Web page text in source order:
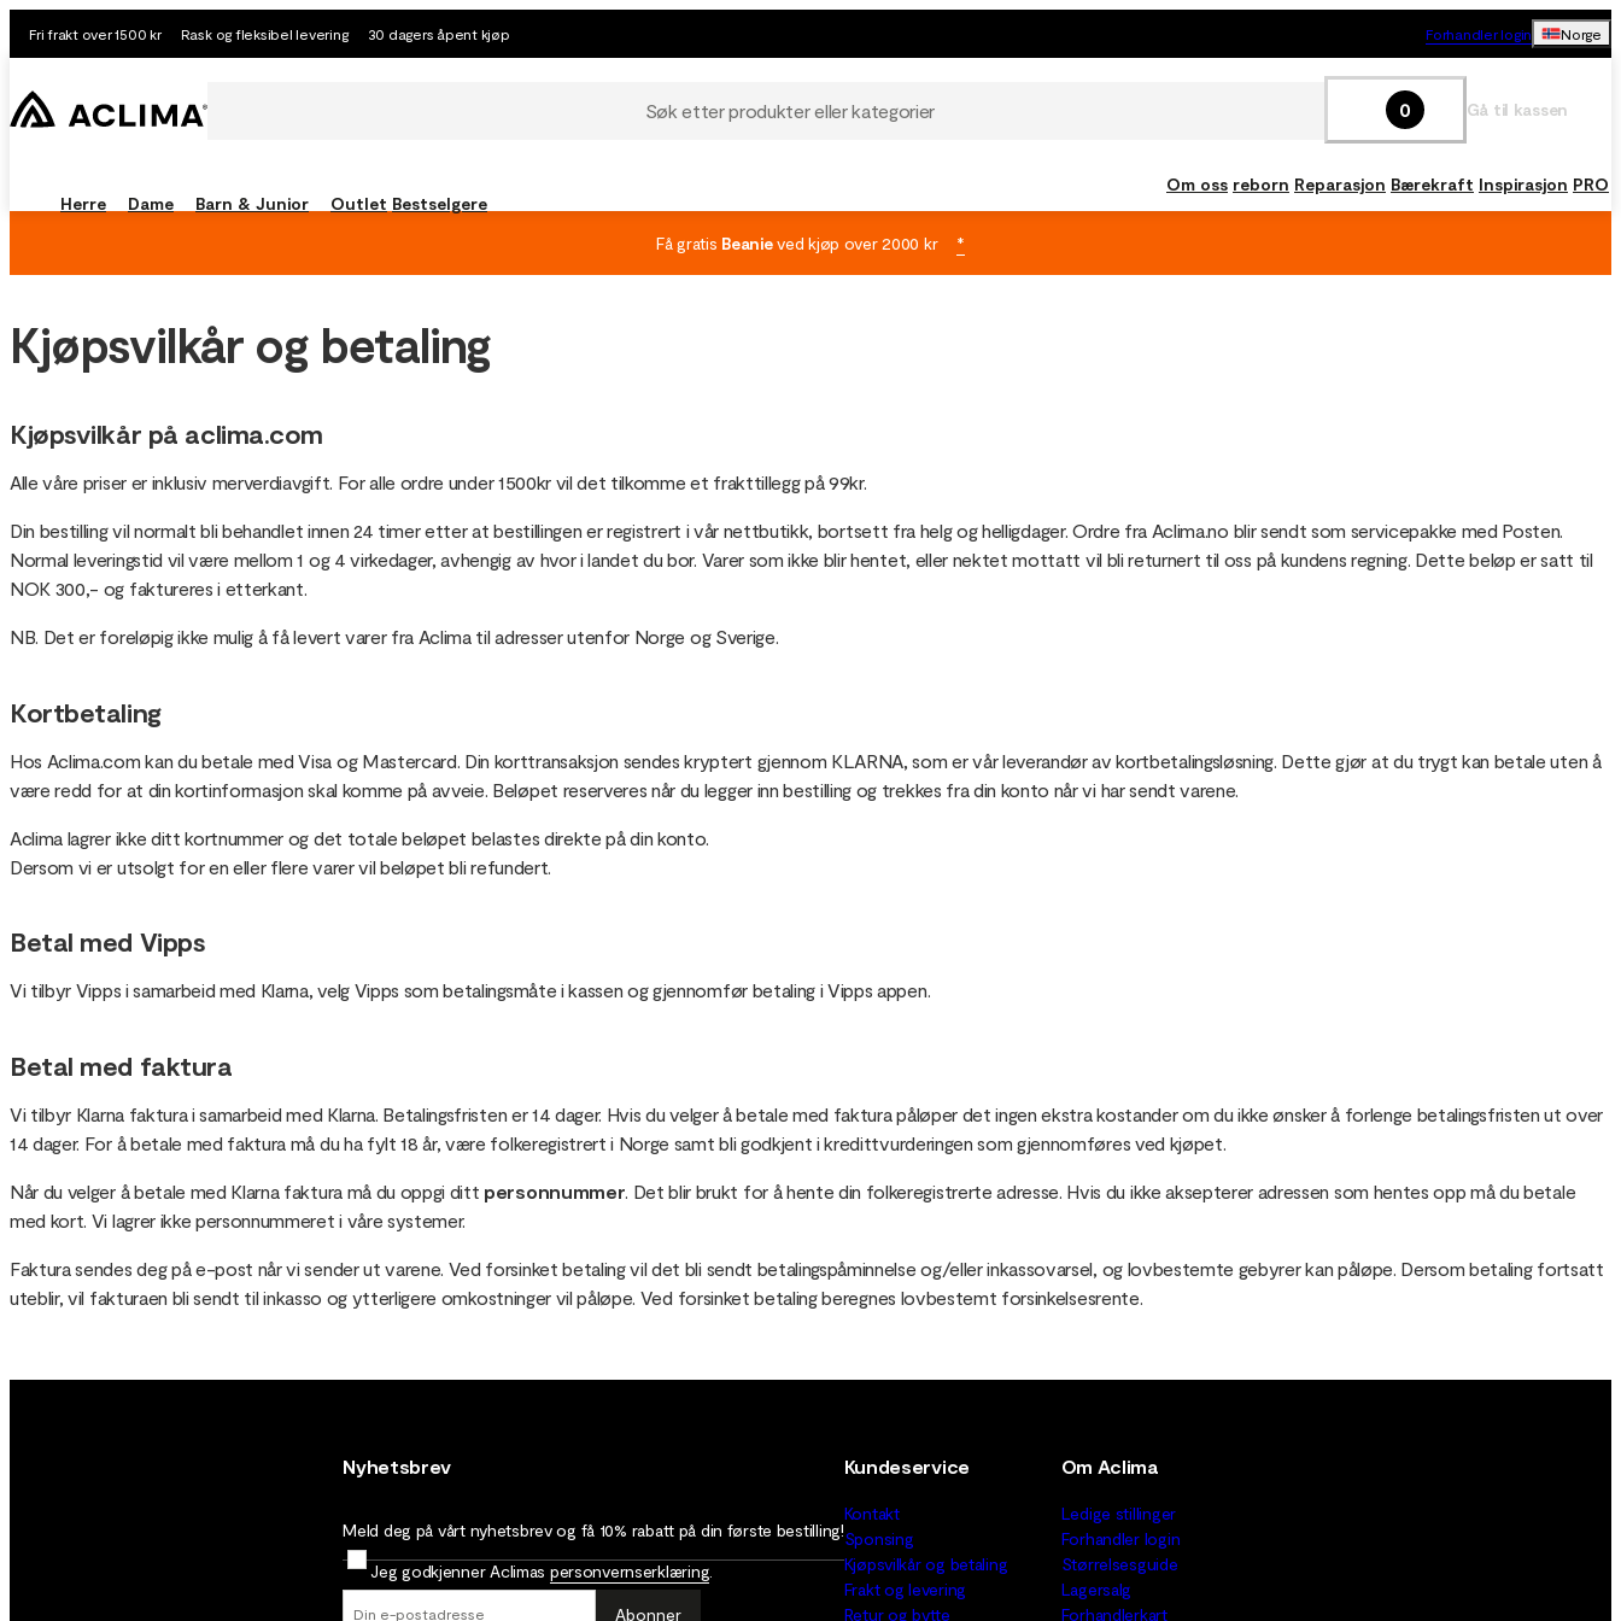
Fri frakt over 1500 kr Rask og fleksibel levering 30 dagers åpent kjøp Forhandler login Norge
Søk etter produkter eller kategorier 0 Gå til kassen
Herre Dame Barn & Junior Outlet Bestselgere
Om oss reborn Reparasjon Bærekraft Inspirasjon PRO
Få gratis Beanieved kjøp over 2000 kr *
Kjøpsvilkår og betaling
Kjøpsvilkår på aclima.com
Alle våre priser er inklusiv merverdiavgift. For alle ordre under 1500kr vil det tilkomme et frakttillegg på 99kr.
Din bestilling vil normalt bli behandlet innen 24 timer etter at bestillingen er registrert i vår nettbutikk, bortsett fra helg og helligdager. Ordre fra Aclima.no blir sendt som servicepakke med Posten.
Normal leveringstid vil være mellom 1 og 4 virkedager, avhengig av hvor i landet du bor. Varer som ikke blir hentet, eller nektet mottatt vil bli returnert til oss på kundens regning. Dette beløp er satt til
NOK 300,- og faktureres i etterkant.
NB. Det er foreløpig ikke mulig å få levert varer fra Aclima til adresser utenfor Norge og Sverige.
Kortbetaling
Hos Aclima.com kan du betale med Visa og Mastercard. Din korttransaksjon sendes kryptert gjennom KLARNA, som er vår leverandør av kortbetalingsløsning. Dette gjør at du trygt kan betale uten å
være redd for at din kortinformasjon skal komme på avveie. Beløpet reserveres når du legger inn bestilling og trekkes fra din konto når vi har sendt varene.
Aclima lagrer ikke ditt kortnummer og det totale beløpet belastes direkte på din konto.
Dersom vi er utsolgt for en eller flere varer vil beløpet bli refundert.
Betal med Vipps
Vi tilbyr Vipps i samarbeid med Klarna, velg Vipps som betalingsmåte i kassen og gjennomfør betaling i Vipps appen.
Betal med faktura
Vi tilbyr Klarna faktura i samarbeid med Klarna. Betalingsfristen er 14 dager. Hvis du velger å betale med faktura påløper det ingen ekstra kostander om du ikke ønsker å forlenge betalingsfristen ut over
14 dager. For å betale med faktura må du ha fylt 18 år, være folkeregistrert i Norge samt bli godkjent i kredittvurderingen som gjennomføres ved kjøpet.
Når du velger å betale med Klarna faktura må du oppgi ditt personnummer. Det blir brukt for å hente din folkeregistrerte adresse. Hvis du ikke aksepterer adressen som hentes opp må du betale
med kort. Vi lagrer ikke personnummeret i våre systemer.
Faktura sendes deg på e-post når vi sender ut varene. Ved forsinket betaling vil det bli sendt betalingspåminnelse og/eller inkassovarsel, og lovbestemte gebyrer kan påløpe. Dersom betaling fortsatt
uteblir, vil fakturaen bli sendt til inkasso og ytterligere omkostninger vil påløpe. Ved forsinket betaling beregnes lovbestemt forsinkelsesrente.
Nyhetsbrev
Meld deg på vårt nyhetsbrev og få 10% rabatt på din første bestilling!
Jeg godkjenner Aclimas personvernserklæring
Abonner
Kundeservice
Kontakt
Sponsing
Kjøpsvilkår og betaling
Frakt og levering
Retur og bytte
Om Aclima
Ledige stillinger
Forhandler login
Størrelsesguide
Lagersalg
Forhandlerkart